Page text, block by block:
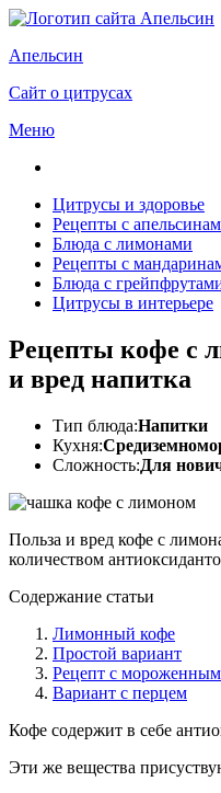
Апельсин
Сайт о цитрусах
Меню
Цитрусы и здоровье
Рецепты с
Блюда с лимонами
Рецепты с
Блюда с
Цитрусы в интерьере
Рецепты кофе с
и вред напитка
Тип блюда:Напитки
Кухня:
Сложность:Для
Польза и вред кофе с
количеством
Содержание статьи
Лимонный кофе
Простой вариант
Рецепт с мороженным
Вариант с перцем
Кофе содержит в себе
Эти же вещества